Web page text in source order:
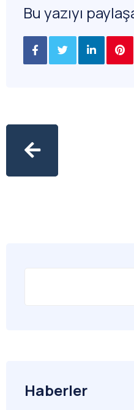
Bu yazıyı
Haberler